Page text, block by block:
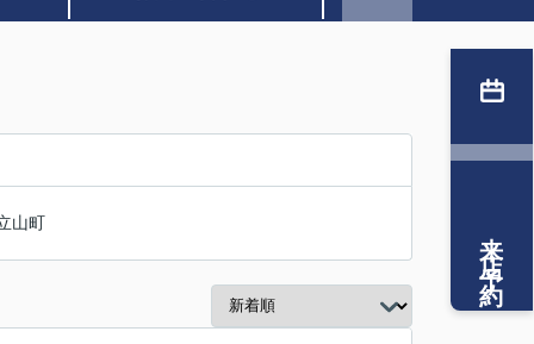
山町 来店予約